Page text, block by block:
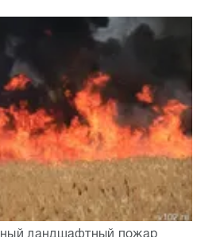
ландшафтный пожар